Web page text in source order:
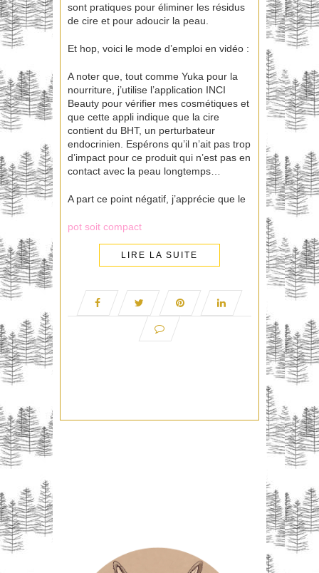
sont pratiques pour éliminer les résidus
de cire et pour adoucir la peau.
Et hop, voici le mode d’emploi en vidéo :
A noter que, tout comme Yuka pour la
nourriture, j’utilise l’application INCI
Beauty pour vérifier mes cosmétiques et
que cette appli indique que la cire
contient du BHT, un perturbateur
endocrinien. Espérons qu’il n’ait pas trop
d’impact pour ce produit qui n’est pas en
contact avec la peau longtemps…
A part ce point négatif, j’apprécie que le
pot soit compact
LIRE LA SUITE